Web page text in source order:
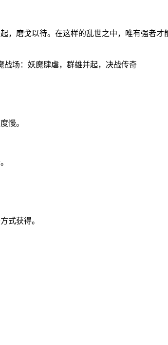
，磨戈以待。在这样的乱世之中，唯有强者
慢。
式获得。